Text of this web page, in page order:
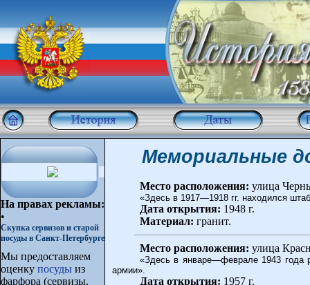
На правах рекламы:
•
Скупка сервизов и старой
посуды в Санкт-Петербурге
Мы предоставляем
оценку посуды из
фарфора (сервизы,
Мемориальные
Место расположения: улица
«Здесь в 1917—1918 гг. находился
Дата открытия: 1948 г.
Материал: гранит.
Место расположения: улица
«Здесь в январе—феврале 1943 года
армии».
Дата открытия: 1957 г.